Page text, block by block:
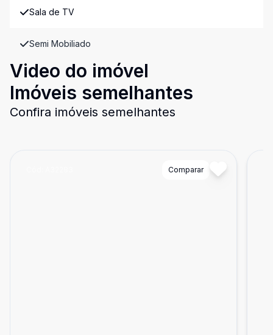
Sala de TV
Semi Mobiliado
Video do imóvel
Imóveis semelhantes
Confira imóveis semelhantes
Comparar